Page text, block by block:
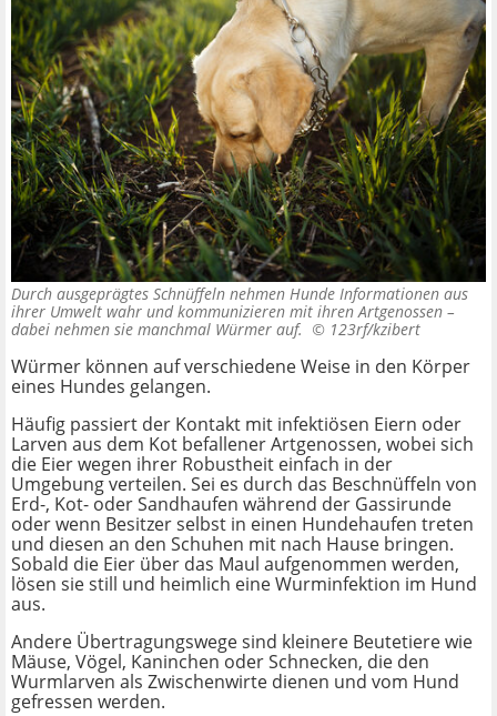
Durch ausgeprägtes Schnüffeln nehmen Hunde Informationen aus
ihrer Umwelt wahr und kommunizieren mit ihren Artgenossen –
dabei nehmen sie manchmal Würmer auf. © 123rf/kzibert
Würmer können auf verschiedene Weise in den Körper
eines Hundes gelangen.
Häufig passiert der Kontakt mit infektiösen Eiern oder
Larven aus dem Kot befallener Artgenossen, wobei sich
die Eier wegen ihrer Robustheit einfach in der
Umgebung verteilen. Sei es durch das Beschnüffeln von
Erd-, Kot- oder Sandhaufen während der Gassirunde
oder wenn Besitzer selbst in einen Hundehaufen treten
und diesen an den Schuhen mit nach Hause bringen.
Sobald die Eier über das Maul aufgenommen werden,
lösen sie still und heimlich eine Wurminfektion im Hund
aus.
Andere Übertragungswege sind kleinere Beutetiere wie
Mäuse, Vögel, Kaninchen oder Schnecken, die den
Wurmlarven als Zwischenwirte dienen und vom Hund
gefressen werden.